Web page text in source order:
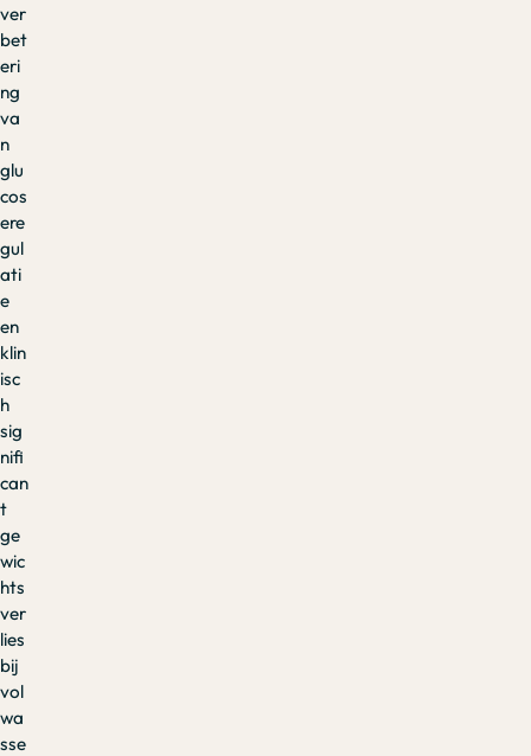
ver
bet
eri
ng
va
n
glu
cos
ere
gul
ati
e
en
klin
isc
h
sig
nifi
can
t
ge
wic
hts
ver
lies
bij
vol
wa
sse